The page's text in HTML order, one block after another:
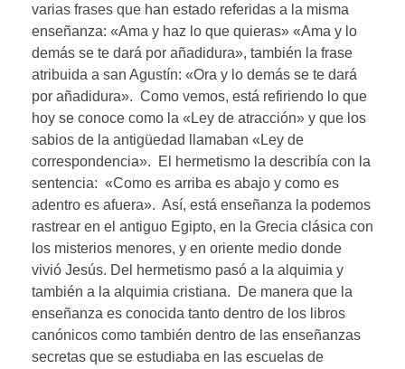
varias frases que han estado referidas a la misma
enseñanza: «Ama y haz lo que quieras» «Ama y lo
demás se te dará por añadidura», también la frase
atribuida a san Agustín: «Ora y lo demás se te dará
por añadidura». Como vemos, está refiriendo lo que
hoy se conoce como la «Ley de atracción» y que los
sabios de la antigüedad llamaban «Ley de
correspondencia». El hermetismo la describía con la
sentencia: «Como es arriba es abajo y como es
adentro es afuera». Así, está enseñanza la podemos
rastrear en el antiguo Egipto, en la Grecia clásica con
los misterios menores, y en oriente medio donde
vivió Jesús. Del hermetismo pasó a la alquimia y
también a la alquimia cristiana. De manera que la
enseñanza es conocida tanto dentro de los libros
canónicos como también dentro de las enseñanzas
secretas que se estudiaba en las escuelas de